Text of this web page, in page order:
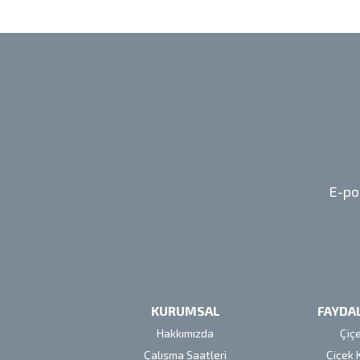
E-
KURUMSAL
Hakkımızda
Çalışma Saatleri
Çiçek